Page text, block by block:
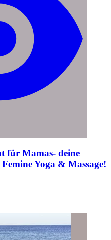
für Mamas- deine
Yoga & Massage!